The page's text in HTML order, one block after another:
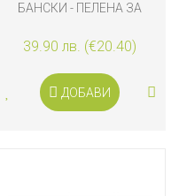
БАНСКИ - ПЕЛЕНА ЗА
39.90 лв. (€20.40)
ДОБАВИ